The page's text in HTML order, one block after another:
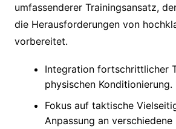
umfassenderer Trainingsansatz,
die Herausforderungen von
vorbereitet.
Integration fortschrittlicher
physischen Konditionierung.
Fokus auf taktische
Anpassung an verschiedene